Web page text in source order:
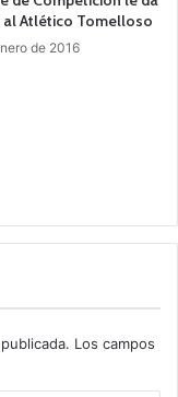
al Atlético Tomelloso
de 2016
Los campos